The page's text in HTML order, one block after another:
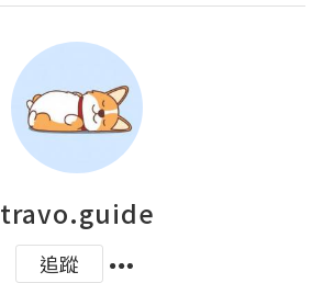
travo.guide
追蹤